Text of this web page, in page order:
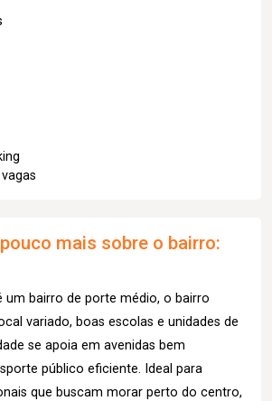
mais sobre o bairro:
um bairro de porte médio, o bairro
variado, boas escolas e unidades de
se apoia em avenidas bem
público eficiente. Ideal para
que buscam morar perto do centro,